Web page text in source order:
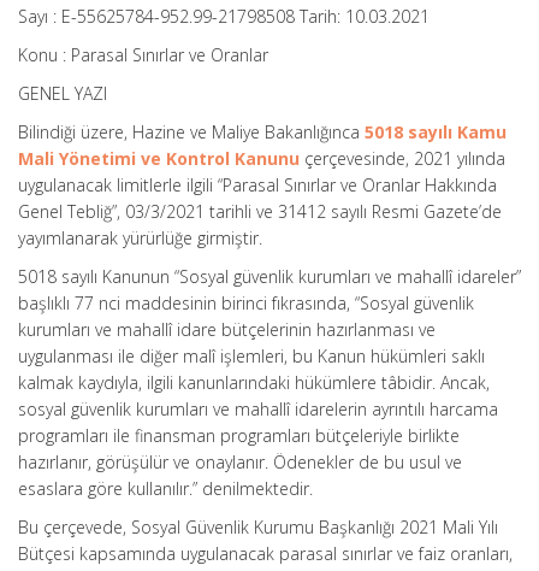
Sayı : E-55625784-952.99-21798508 Tarih: 10.03.2021
Konu : Parasal Sınırlar ve Oranlar
GENEL YAZI
Bilindiği üzere, Hazine ve Maliye Bakanlığınca 5018 sayılı Kamu
Mali Yönetimi ve Kontrol Kanunu çerçevesinde, 2021 yılında
uygulanacak limitlerle ilgili “Parasal Sınırlar ve Oranlar Hakkında
Genel Tebliğ”, 03/3/2021 tarihli ve 31412 sayılı Resmi Gazete’de
yayımlanarak yürürlüğe girmiştir.
5018 sayılı Kanunun “Sosyal güvenlik kurumları ve mahallî idareler”
başlıklı 77 nci maddesinin birinci fıkrasında, “Sosyal güvenlik
kurumları ve mahallî idare bütçelerinin hazırlanması ve
uygulanması ile diğer malî işlemleri, bu Kanun hükümleri saklı
kalmak kaydıyla, ilgili kanunlarındaki hükümlere tâbidir. Ancak,
sosyal güvenlik kurumları ve mahallî idarelerin ayrıntılı harcama
programları ile finansman programları bütçeleriyle birlikte
hazırlanır, görüşülür ve onaylanır. Ödenekler de bu usul ve
esaslara göre kullanılır.” denilmektedir.
Bu çerçevede, Sosyal Güvenlik Kurumu Başkanlığı 2021 Mali Yılı
Bütçesi kapsamında uygulanacak parasal sınırlar ve faiz oranları,